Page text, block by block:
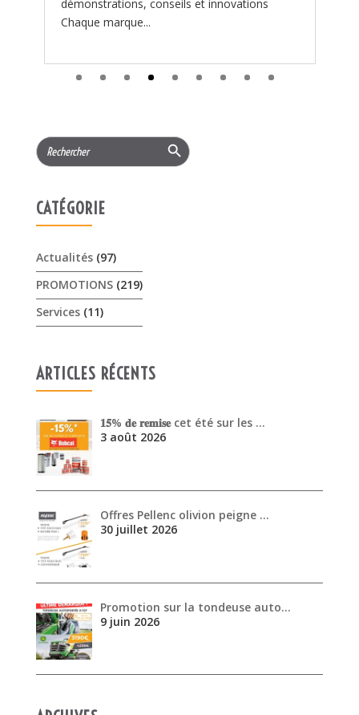
Search Search Button
CATÉGORIE
PROMOTIONS
𝟏𝟓% 𝐝𝐞 𝐫𝐞𝐦𝐢𝐬𝐞 cet été sur les …
3 août 2026
Offres Pellenc olivion peigne …
9 juin 2026
ARCHIVES
août 2026
juillet 2026